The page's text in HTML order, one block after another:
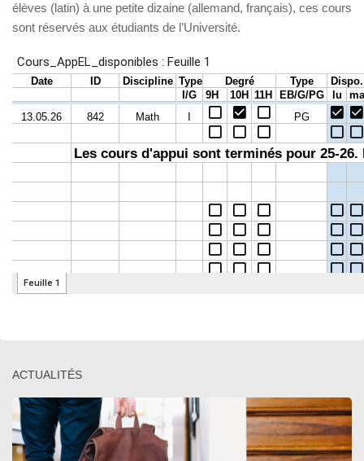
élèves (latin) à une petite dizaine (allemand, français), ces cours
sont réservés aux étudiants de l’Université.
ACTUALITÉS